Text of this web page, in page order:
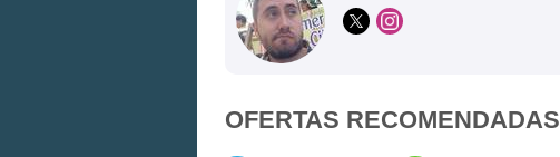
OFERTAS RECOMENDADAS